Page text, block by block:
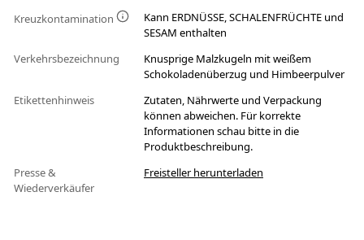
Kreuzkontamination
Kann ERDNÜSSE, SCHALENFRÜCHTE und
SESAM enthalten
Verkehrsbezeichnung
Knusprige Malzkugeln mit weißem
Schokoladenüberzug und Himbeerpulver
Etikettenhinweis
Zutaten, Nährwerte und Verpackung
können abweichen. Für korrekte
Informationen schau bitte in die
Produktbeschreibung.
Presse &
Wiederverkäufer
Freisteller herunterladen